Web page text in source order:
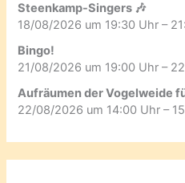
Steenkamp-Singers 🎶
18/08/2026 um 19:30 Uhr –
Bingo!
21/08/2026 um 19:00 Uhr –
Aufräumen der Vogelweide
22/08/2026 um 14:00 Uhr –